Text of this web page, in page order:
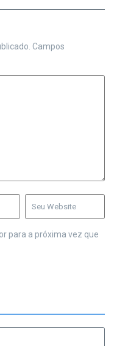
Campos
para a próxima vez que